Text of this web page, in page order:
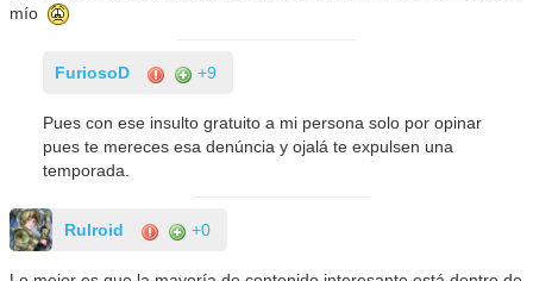
mío
FuriosoD +9
Pues con ese insulto gratuito a mi persona solo por opinar
pues te mereces esa denúncia y ojalá te expulsen una
temporada.
Rulroid +0